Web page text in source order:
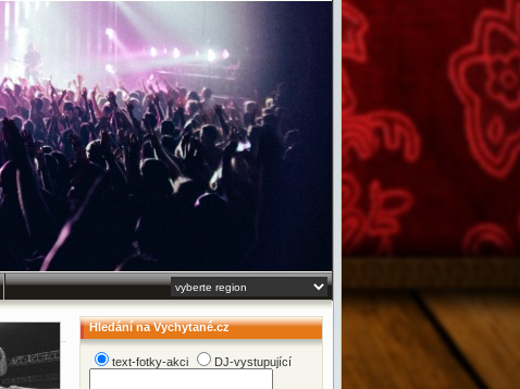
Hledání na Vychytané.cz
text-fotky-akci DJ-vystupující